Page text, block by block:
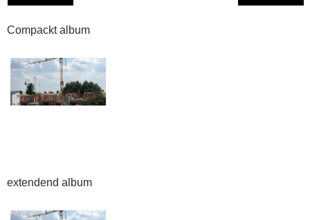
Compackt album
extendend album